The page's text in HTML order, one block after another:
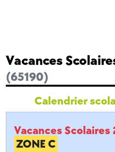
Vacances
(65190)
Calendrier
Vacances
ZONE C